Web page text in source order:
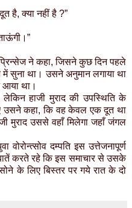
है, क्या नहीं है ?”
प्रिन्सेज ने कहा, जिसने कुछ दिन पहले
सुना था। उसने अनुमान लगाया था
आया था।
हाजी मुराद की उपस्थिति के
उसने कहा, कि वह केवल एक दूत था
मुराद उससे वहाँ मिलेगा जहाँ जंगल
वोरोन्त्सोव दम्पति इस उत्तेजनापूर्ण
करते रहे कि इस समाचार से उसके
के लिए बिस्तर पर गये रात के दो